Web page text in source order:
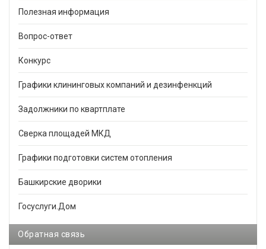
Полезная информация
Вопрос-ответ
Конкурс
Графики клининговых компаний и дезинфенкций
Задолжники по квартплате
Сверка площадей МКД
Графики подготовки систем отопления
Башкирские дворики
Госуслуги.Дом
Обратная связь